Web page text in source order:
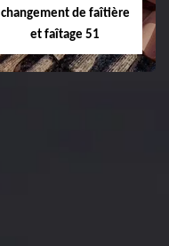
changement de faîtière
et faîtage 51